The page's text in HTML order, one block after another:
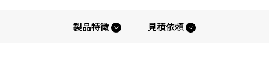
製品特徴 見積依頼